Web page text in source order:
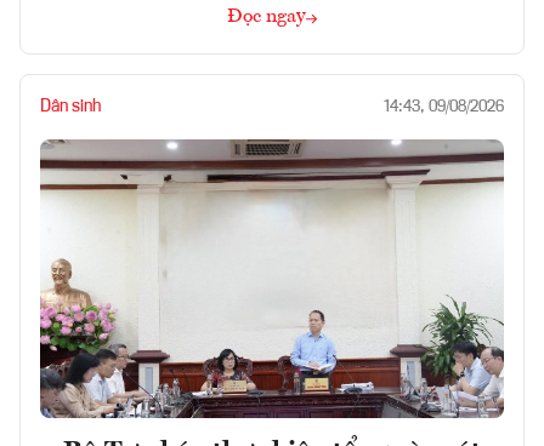
Đọc ngay
Dân sinh 14:43, 09/08/2026